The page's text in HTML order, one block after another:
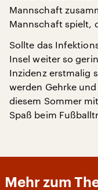
Mannschaft
Mannschaft spielt,
Sollte das
Insel weiter so
Inzidenz erstmalig
werden Gehrke
diesem Sommer
Spaß beim
Mehr zum